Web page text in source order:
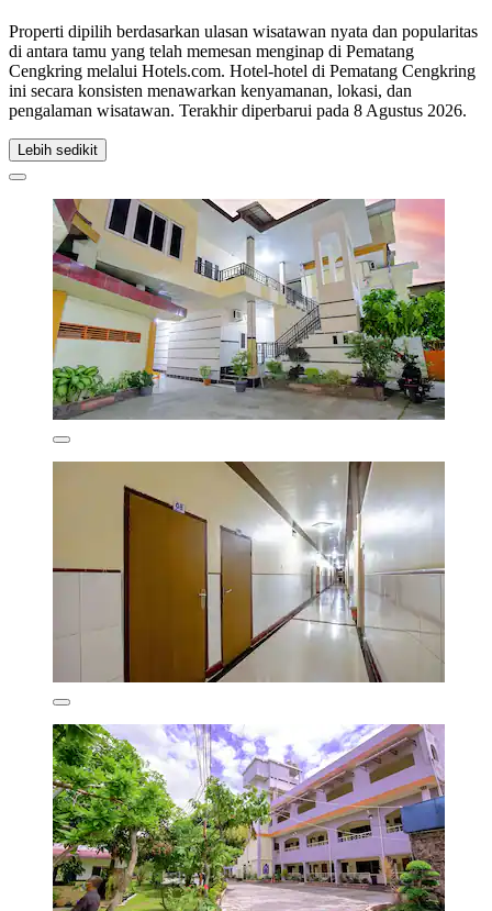
Properti dipilih berdasarkan ulasan wisatawan nyata dan popularitas
di antara tamu yang telah memesan menginap di Pematang
Cengkring melalui Hotels.com. Hotel-hotel di Pematang Cengkring
ini secara konsisten menawarkan kenyamanan, lokasi, dan
pengalaman wisatawan. Terakhir diperbarui pada 8 Agustus 2026.
Lebih sedikit